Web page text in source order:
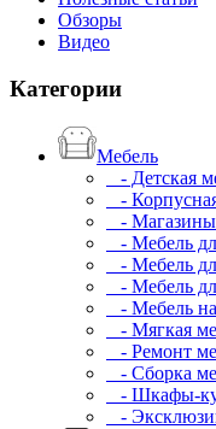
Обзоры
Видео
Категории
Мебель
- Детская
-
- Магазины
- Мебель
- Мебель
- Мебель
- Мебель на
- Мягкая
- Ремонт
- Сборка
- Шкафы-
-